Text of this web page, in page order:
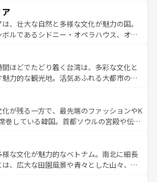
ンズでは、音楽と美食が融合した独特の
者はアメリカの各地域で異なる魅力を楽
多様性と豊かな歴史を感じることができ
イルだ。 なお、新着のアメリカ
ツ一覧を参照してほしい。
い。また、定番の観光地といえばオアフ
然を求めるならマウイ島やカウアイ島が
ルドグリーンに輝く海をはじめ、豊かな
心で訪れる人々を迎えてくれるハワイの
ーカルフードやハワイアンミュージッ
ダンスなど、すべてがハワイの魅力を彩
い。 なお、新着のハワイ情報
覧を参照してほしい。
、壮大な自然と多様な文化が魅力の国。
ルであるシドニー・オペラハウス、オー
中央部にそびえるウルル（エアーズロッ
の美しい原生林やケアンズの熱帯雨林な
くさん。また、カフェやワイン、オージ
ティも充実しており、サーフィンやダイ
グなど、アウトドア好きにはたまらな
アの多彩な魅力を存分に味わいつくそ
ほどでたどり着く台湾は、多彩な文化と
力的な観光地。活気あふれる大都市の台
岳地帯である台湾東部など、都市の喧騒
共存しており、訪れる人に新しい発見と
くれる。また、奥深い台湾の食文化も魅
のスイーツなど、バラエティ豊かな料理
わえる。 なお、新着の台湾情報は コンテンツ一覧を参
が残る一方で、最先端のファッションやK
巻している韓国。首都ソウルの宮殿や伝統
ばせば四季折々の自然美を楽しむことが
キムチや焼肉、絶品のストリートフード
な韓国料理が待っている。夜には、韓国な
様な文化が魅力的なベトナム。南北に細長
は、広大な田園風景や青々とした山々、世